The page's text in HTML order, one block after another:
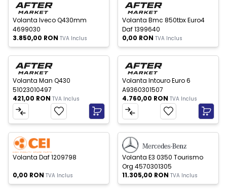
Nou
Volanta Iveco Q430mm
4699030
3.850,00 RON TVA Inclus
Nou
Volanta Bmc 850tbx Euro4
Daf 1399640
0,00 RON TVA Inclus
Nou
Volanta Man Q430
51023010497
421,00 RON TVA Inclus
Nou
Volanta Intouro Euro 6
A9360301507
4.760,00 RON TVA Inclus
Nou
Epuizat
Volanta Daf 1209798
0,00 RON TVA Inclus
Nou
Stoc Epuizat
Volanta E3 0350 Tourismo
Org 4570301305
11.305,00 RON TVA Inclus